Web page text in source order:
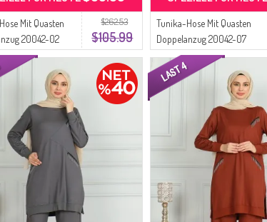
$262.53
$105.99
Mit Quasten
20042-02
Tunika-Hose Mit Quasten
Doppelanzug 20042-07
Hellbraun